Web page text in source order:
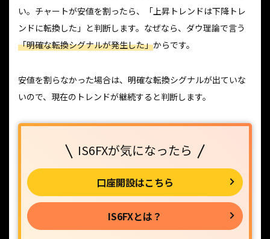
い。チャートが安値を割ったら、「上昇トレンドは下降トレ
ンドに転換した」と判断します。なぜなら、ダウ理論で言う
「明確な転換シグナルが発生した」からです。
安値を割らなかった場合は、明確な転換シグナルが出ていな
いので、現在のトレンドが継続すると判断します。
IS6FXが気になったら
口座開設はこちら
IS6FXとは？